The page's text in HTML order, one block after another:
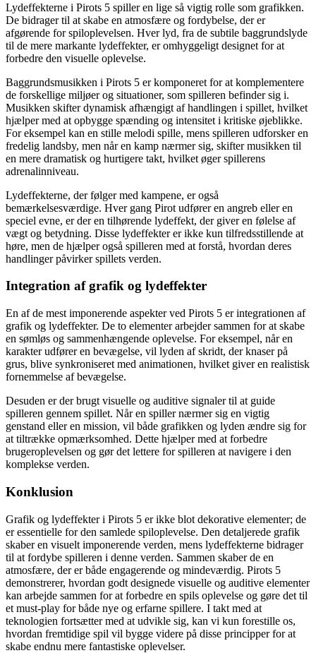
Lydeffekterne i Pirots 5 spiller en lige så vigtig rolle som grafikken.
De bidrager til at skabe en atmosfære og fordybelse, der er
afgørende for spiloplevelsen. Hver lyd, fra de subtile baggrundslyde
til de mere markante lydeffekter, er omhyggeligt designet for at
forbedre den visuelle oplevelse.
Baggrundsmusikken i Pirots 5 er komponeret for at komplementere
de forskellige miljøer og situationer, som spilleren befinder sig i.
Musikken skifter dynamisk afhængigt af handlingen i spillet, hvilket
hjælper med at opbygge spænding og intensitet i kritiske øjeblikke.
For eksempel kan en stille melodi spille, mens spilleren udforsker en
fredelig landsby, men når en kamp nærmer sig, skifter musikken til
en mere dramatisk og hurtigere takt, hvilket øger spillerens
adrenalinniveau.
Lydeffekterne, der følger med kampene, er også
bemærkelsesværdige. Hver gang Pirot udfører en angreb eller en
speciel evne, er der en tilhørende lydeffekt, der giver en følelse af
vægt og betydning. Disse lydeffekter er ikke kun tilfredsstillende at
høre, men de hjælper også spilleren med at forstå, hvordan deres
handlinger påvirker spillets verden.
Integration af grafik og lydeffekter
En af de mest imponerende aspekter ved Pirots 5 er integrationen af
grafik og lydeffekter. De to elementer arbejder sammen for at skabe
en sømløs og sammenhængende oplevelse. For eksempel, når en
karakter udfører en bevægelse, vil lyden af skridt, der knaser på
grus, blive synkroniseret med animationen, hvilket giver en realistisk
fornemmelse af bevægelse.
Desuden er der brugt visuelle og auditive signaler til at guide
spilleren gennem spillet. Når en spiller nærmer sig en vigtig
genstand eller en mission, vil både grafikken og lyden ændre sig for
at tiltrække opmærksomhed. Dette hjælper med at forbedre
brugeroplevelsen og gør det lettere for spilleren at navigere i den
komplekse verden.
Konklusion
Grafik og lydeffekter i Pirots 5 er ikke blot dekorative elementer; de
er essentielle for den samlede spiloplevelse. Den detaljerede grafik
skaber en visuelt imponerende verden, mens lydeffekterne bidrager
til at fordybe spilleren i denne verden. Sammen skaber de en
atmosfære, der er både engagerende og mindeværdig. Pirots 5
demonstrerer, hvordan godt designede visuelle og auditive elementer
kan arbejde sammen for at forbedre en spils oplevelse og gøre det til
et must-play for både nye og erfarne spillere. I takt med at
teknologien fortsætter med at udvikle sig, kan vi kun forestille os,
hvordan fremtidige spil vil bygge videre på disse principper for at
skabe endnu mere fantastiske oplevelser.